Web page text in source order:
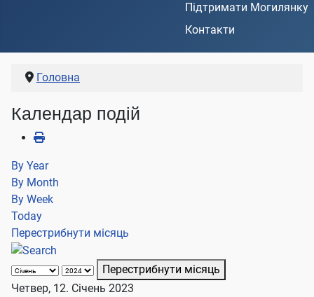
Підтримати Могилянку
Контакти
Головна
Календар подій
By Year
By Month
By Week
Today
Перестрибнути місяць
Перестрибнути місяць
Четвер, 12. Січень 2023